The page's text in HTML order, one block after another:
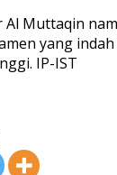
Al Muttaqin
yang
IP-IST